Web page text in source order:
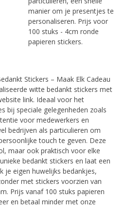
manier om je presentjes te
personaliseren. Prijs voor
100 stuks - 4cm ronde
papieren stickers.
Stickers – Maak Elk Cadeau
witte bedankt stickers met
link. Ideaal voor het
bij speciale gelegenheden zoals
voor medewerkers en
bedrijven als particulieren om
touch te geven. Deze
maar ook praktisch voor elke
bedankt stickers en laat een
je eigen huwelijks bedankjes,
met stickers voorzien van
Prijs vanaf 100 stuks papieren
en betaal minder met onze